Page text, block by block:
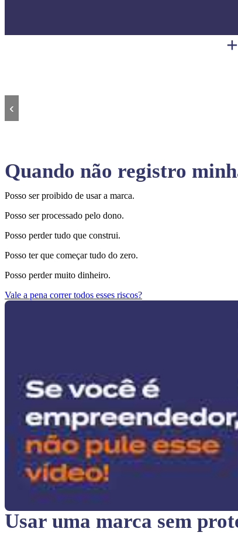
‹
Quando não registro
Posso ser proibido de usar a marca.
Posso ser processado pelo dono.
Posso perder tudo que construi.
Posso ter que começar tudo do zero.
Posso perder muito dinheiro.
Vale a pena correr todos esses riscos?
Usar uma marca sem